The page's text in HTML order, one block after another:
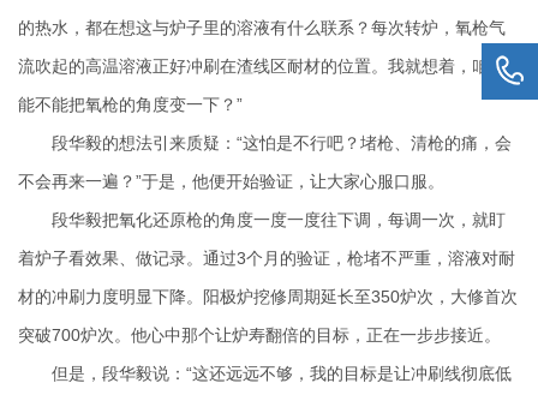
的热水，都在想这与炉子里的溶液有什么联系？每次转炉，氧枪气
流吹起的高温溶液正好冲刷在渣线区耐材的位置。我就想着，咱们
能不能把氧枪的角度变一下？”
段华毅的想法引来质疑：“这怕是不行吧？堵枪、清枪的痛，会
不会再来一遍？”于是，他便开始验证，让大家心服口服。
段华毅把氧化还原枪的角度一度一度往下调，每调一次，就盯
着炉子看效果、做记录。通过3个月的验证，枪堵不严重，溶液对耐
材的冲刷力度明显下降。阳极炉挖修周期延长至350炉次，大修首次
突破700炉次。他心中那个让炉寿翻倍的目标，正在一步步接近。
但是，段华毅说：“这还远远不够，我的目标是让冲刷线彻底低